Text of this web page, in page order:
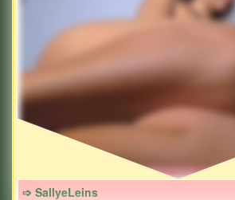
➩ SallyeLeins